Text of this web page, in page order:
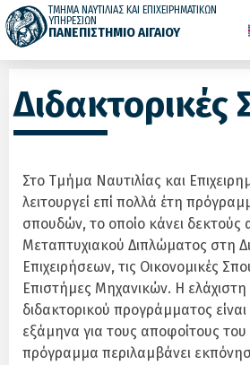
ΤΜΗΜΑ ΝΑΥΤΙΛΙΑΣ ΚΑΙ ΕΠΙΧΕΙΡΗΜΑΤΙΚΩΝ
ΥΠΗΡΕΣΙΩΝ
ΠΑΝΕΠΙΣΤΗΜΙΟ ΑΙΓΑΙΟΥ
Διδακτορικές
Στο Τμήμα Ναυτιλίας και
λειτουργεί επί πολλά έτη
σπουδών, το οποίο κάνει δεκτούς
Μεταπτυχιακού Διπλώματος στη
Επιχειρήσεων, τις Οικονομικές
Επιστήμες Μηχανικών. Η ελάχιστη
διδακτορικού προγράμματος
εξάμηνα για τους αποφοίτους
πρόγραμμα περιλαμβάνει